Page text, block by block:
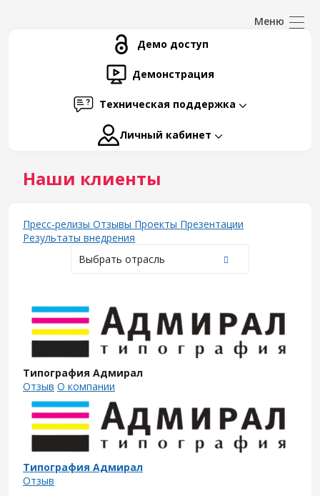
Демо доступ
Демонстрация
Техническая поддержка
Личный кабинет
Наши клиенты
Пресс-релизы Отзывы Проекты Презентации
Результаты внедрения
Выбрать отрасль
Типография Адмирал
Отзыв О компании
Типография Адмирал
Отзыв